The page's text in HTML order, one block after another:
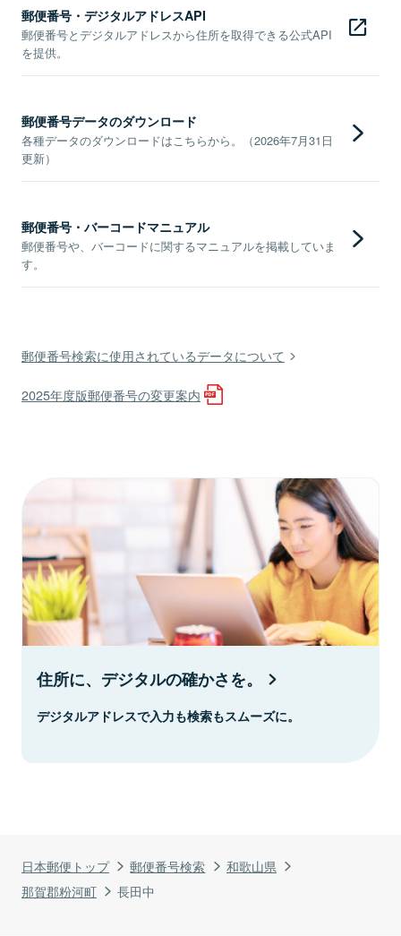
日本郵便トップ 郵便番号検索
和歌山県
那賀郡粉河町
長田中
郵便番号・デジタルアドレスAPI
郵便番号とデジタルアドレスから住所を取得できる公式API
を提供。
郵便番号データのダウンロード
各種データのダウンロードはこちらから。（2026年7月31日
更新）
郵便番号・バーコードマニュアル
郵便番号や、バーコードに関するマニュアルを掲載していま
す。
郵便番号検索に使用されているデータについて
2025年度版郵便番号の変更案内
住所に、デジタルの確かさを。
デジタルアドレスで入力も検索もスムーズに。